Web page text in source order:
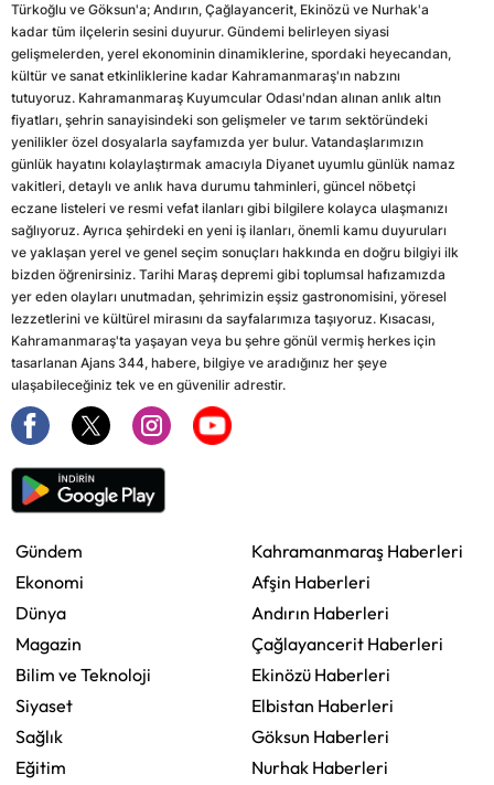
Türkoğlu ve Göksun'a; Andırın, Çağlayancerit, Ekinözü ve Nurhak'a
kadar tüm ilçelerin sesini duyurur. Gündemi belirleyen siyasi
gelişmelerden, yerel ekonominin dinamiklerine, spordaki heyecandan,
kültür ve sanat etkinliklerine kadar Kahramanmaraş'ın nabzını
tutuyoruz. Kahramanmaraş Kuyumcular Odası'ndan alınan anlık altın
fiyatları, şehrin sanayisindeki son gelişmeler ve tarım sektöründeki
yenilikler özel dosyalarla sayfamızda yer bulur. Vatandaşlarımızın
günlük hayatını kolaylaştırmak amacıyla Diyanet uyumlu günlük namaz
vakitleri, detaylı ve anlık hava durumu tahminleri, güncel nöbetçi
eczane listeleri ve resmi vefat ilanları gibi bilgilere kolayca ulaşmanızı
sağlıyoruz. Ayrıca şehirdeki en yeni iş ilanları, önemli kamu duyuruları
ve yaklaşan yerel ve genel seçim sonuçları hakkında en doğru bilgiyi ilk
bizden öğrenirsiniz. Tarihi Maraş depremi gibi toplumsal hafızamızda
yer eden olayları unutmadan, şehrimizin eşsiz gastronomisini, yöresel
lezzetlerini ve kültürel mirasını da sayfalarımıza taşıyoruz. Kısacası,
Kahramanmaraş'ta yaşayan veya bu şehre gönül vermiş herkes için
tasarlanan Ajans 344, habere, bilgiye ve aradığınız her şeye
ulaşabileceğiniz tek ve en güvenilir adrestir.
Gündem
Ekonomi
Dünya
Magazin
Bilim ve Teknoloji
Siyaset
Sağlık
Eğitim
Kahramanmaraş Haberleri
Afşin Haberleri
Andırın Haberleri
Çağlayancerit Haberleri
Ekinözü Haberleri
Elbistan Haberleri
Göksun Haberleri
Nurhak Haberleri